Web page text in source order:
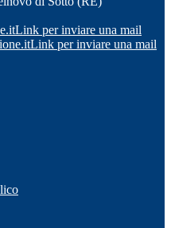
Link per inviare una mail
Link per inviare una mail